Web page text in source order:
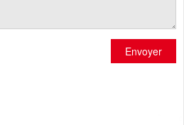
Envoyer